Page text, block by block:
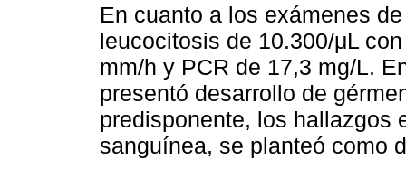
En cuanto a los exámenes
leucocitosis de 10.300/μL
mm/h y PCR de 17,3 mg/L.
presentó desarrollo de
predisponente, los hallazgos
sanguínea, se planteó como